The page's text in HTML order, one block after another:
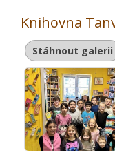
Knihovna
Stáhnout galerii